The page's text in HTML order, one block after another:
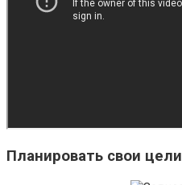
Планировать свои цели